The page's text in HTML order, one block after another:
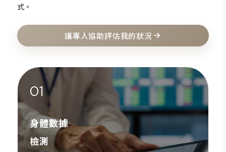
式。
讓專人協助評估我的狀況
01
身體數據
檢測